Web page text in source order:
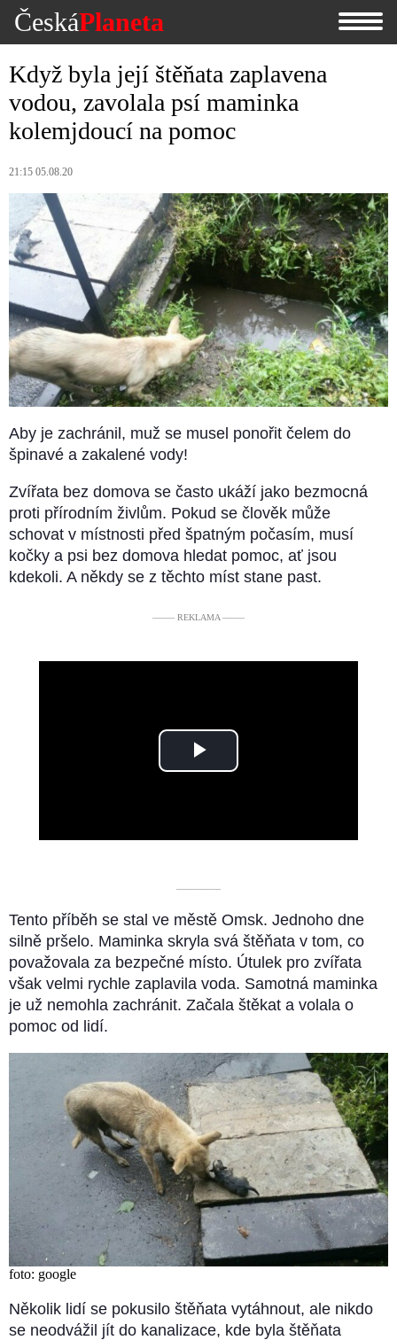
ČeskáPlaneta
Když byla její štěňata zaplavena
vodou, zavolala psí maminka
kolemjdoucí na pomoc
21:15 05.08.20
Aby je zachránil, muž se musel ponořit čelem do
špinavé a zakalené vody!
Zvířata bez domova se často ukáží jako bezmocná
proti přírodním živlům. Pokud se člověk může
schovat v místnosti před špatným počasím, musí
kočky a psi bez domova hledat pomoc, ať jsou
kdekoli. A někdy se z těchto míst stane past.
––––– REKLAMA –––––
Play
––––––––––
Tento příběh se stal ve městě Omsk. Jednoho dne
silně pršelo. Maminka skryla svá štěňata v tom, co
považovala za bezpečné místo. Útulek pro zvířata
však velmi rychle zaplavila voda. Samotná maminka
je už nemohla zachránit. Začala štěkat a volala o
pomoc od lidí.
foto: google
Několik lidí se pokusilo štěňata vytáhnout, ale nikdo
se neodvážil jít do kanalizace, kde byla štěňata